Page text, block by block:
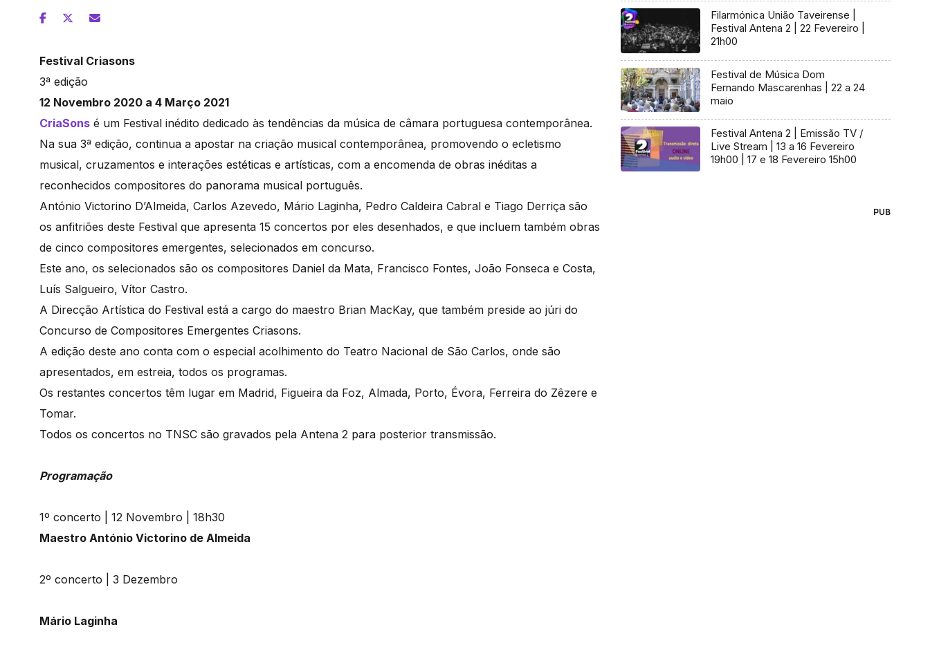
Festival Criasons
3ª edição
12 Novembro 2020 a 4 Março 2021
CriaSons é um Festival inédito dedicado às tendências da música de câmara portuguesa contemporânea.
Na sua 3ª edição, continua a apostar na criação musical contemporânea, promovendo o ecletismo
musical, cruzamentos e interações estéticas e artísticas, com a encomenda de obras inéditas a
reconhecidos compositores do panorama musical português.
António Victorino D’Almeida, Carlos Azevedo, Mário Laginha, Pedro Caldeira Cabral e Tiago Derriça são
os anfitriões deste Festival que apresenta 15 concertos por eles desenhados, e que incluem também obras
de cinco compositores emergentes, selecionados em concurso.
Este ano, os selecionados são os compositores Daniel da Mata, Francisco Fontes, João Fonseca e Costa,
Luís Salgueiro, Vítor Castro.
A Direcção Artística do Festival está a cargo do maestro Brian MacKay, que também preside ao júri do
Concurso de Compositores Emergentes Criasons.
A edição deste ano conta com o especial acolhimento do Teatro Nacional de São Carlos, onde são
apresentados, em estreia, todos os programas.
Os restantes concertos têm lugar em Madrid, Figueira da Foz, Almada, Porto, Évora, Ferreira do Zêzere e
Tomar.
Todos os concertos no TNSC são gravados pela Antena 2 para posterior transmissão.
Programação
1º concerto | 12 Novembro | 18h30
Maestro António Victorino de Almeida
2º concerto | 3 Dezembro
Mário Laginha
Filarmónica União Taveirense |
Festival Antena 2 | 22 Fevereiro |
21h00
Festival de Música Dom
Fernando Mascarenhas | 22 a 24
maio
Festival Antena 2 | Emissão TV /
Live Stream | 13 a 16 Fevereiro
19h00 | 17 e 18 Fevereiro 15h00
PUB